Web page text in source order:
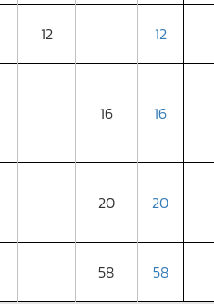
12 12
16 16
20 20
58 58